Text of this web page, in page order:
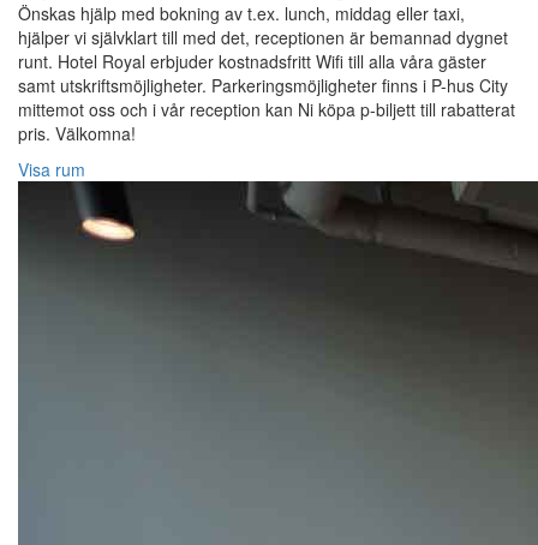
Önskas hjälp med bokning av t.ex. lunch, middag eller taxi,
hjälper vi självklart till med det, receptionen är bemannad dygnet
runt. Hotel Royal erbjuder kostnadsfritt Wifi till alla våra gäster
samt utskriftsmöjligheter. Parkeringsmöjligheter finns i P-hus City
mittemot oss och i vår reception kan Ni köpa p-biljett till rabatterat
pris. Välkomna!
Visa rum